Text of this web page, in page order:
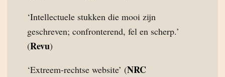
‘Intellectuele stukken die mooi zijn
geschreven; confronterend, fel en scherp.’
(Revu)
‘Extreem-rechtse website’ (NRC